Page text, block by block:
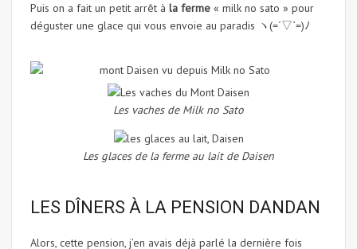
Puis on a fait un petit arrêt à la ferme « milk no sato » pour
déguster une glace qui vous envoie au paradis ヽ(=´▽`=)ﾉ
Les vaches de Milk no Sato
Les glaces de la ferme au lait de Daisen
LES DÎNERS À LA PENSION DANDAN
Alors, cette pension, j’en avais déjà parlé la dernière fois